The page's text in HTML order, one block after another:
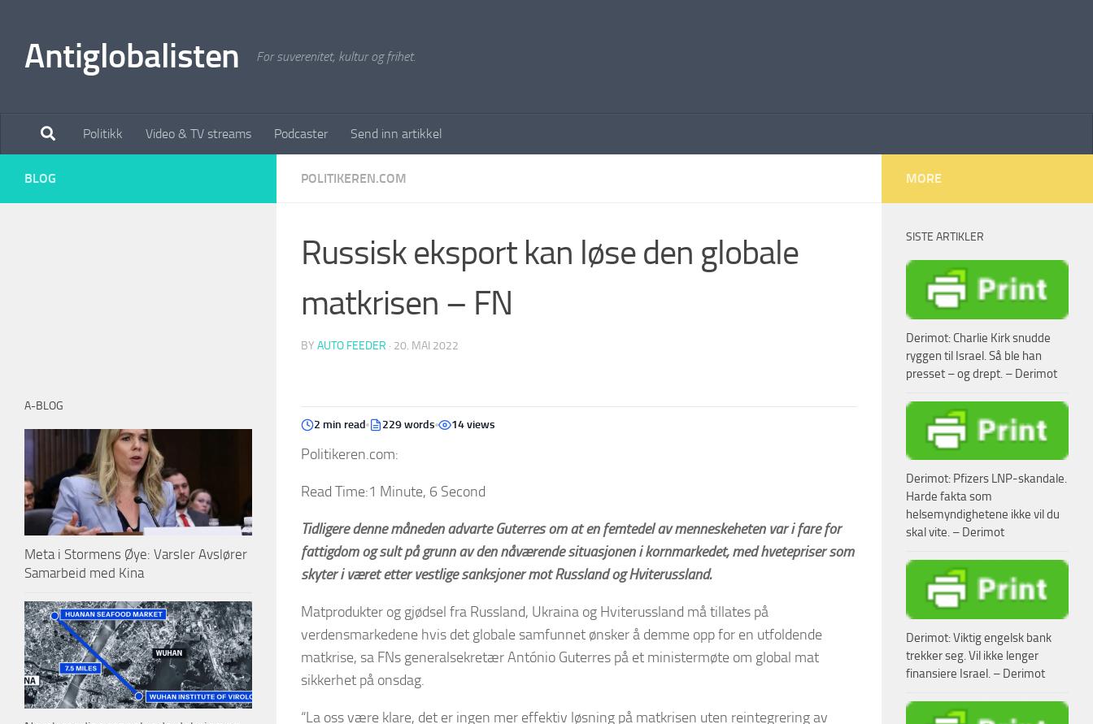
Antiglobalisten For suverenitet, kultur og frihet.
Politikk Video & TV streams Podcaster Send inn artikkel
POLITIKEREN.COM
Russisk eksport kan løse den globale
matkrisen – FN
BY AUTO FEEDER · 20. MAI 2022
2 min read 229 words 14 views
Politikeren.com:
Read Time:1 Minute, 6 Second
Tidligere denne måneden advarte Guterres om at en femtedel av menneskeheten var i fare for
fattigdom og sult på grunn av den nåværende situasjonen i kornmarkedet, med hvetepriser som
skyter i været etter vestlige sanksjoner mot Russland og Hviterussland.
Matprodukter og gjødsel fra Russland, Ukraina og Hviterussland må tillates på
verdensmarkedene hvis det globale samfunnet ønsker å demme opp for en utfoldende
matkrise, sa FNs generalsekretær António Guterres på et ministermøte om global mat
sikkerhet på onsdag.
“La oss være klare, det er ingen mer effektiv løsning på matkrisen uten reintegrering av
BLOG
A-BLOG
Meta i Stormens Øye: Varsler Avslører
Samarbeid med Kina
MORE
SISTE ARTIKLER
Derimot: Charlie Kirk snudde
ryggen til Israel. Så ble han
presset – og drept. – Derimot
Derimot: Pfizers LNP-skandale.
Harde fakta som
helsemyndighetene ikke vil du
skal vite. – Derimot
Derimot: Viktig engelsk bank
trekker seg. Vil ikke lenger
finansiere Israel. – Derimot